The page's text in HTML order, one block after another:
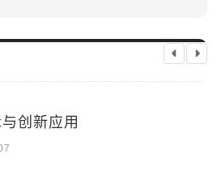
业数字化转型的破界实践指